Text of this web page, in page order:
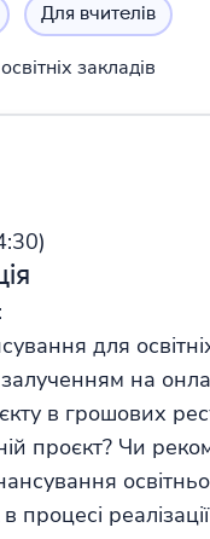
Для вчителів
закладів
для
на
в грошових
проєкт? Чи